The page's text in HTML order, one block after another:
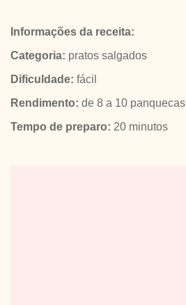
Informações da receita:
Categoria: pratos salgados
Dificuldade: fácil
Rendimento: de 8 a 10 panquecas
Tempo de preparo: 20 minutos